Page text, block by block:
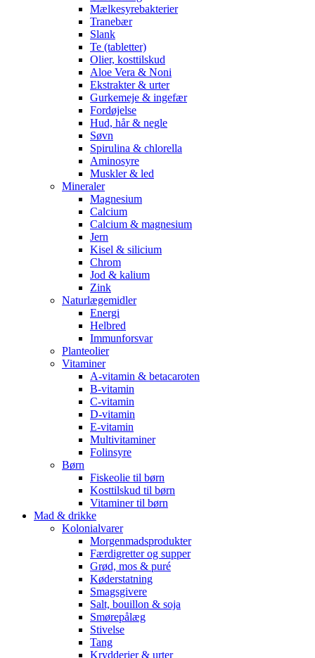
Mælkesyrebakterier
Tranebær
Slank
Te (tabletter)
Olier, kosttilskud
Aloe Vera & Noni
Ekstrakter & urter
Gurkemeje & ingefær
Fordøjelse
Hud, hår & negle
Søvn
Spirulina & chlorella
Aminosyre
Muskler & led
Mineraler
Magnesium
Calcium
Calcium & magnesium
Jern
Kisel & silicium
Chrom
Jod & kalium
Zink
Naturlægemidler
Energi
Helbred
Immunforsvar
Planteolier
Vitaminer
A-vitamin & betacaroten
B-vitamin
C-vitamin
D-vitamin
E-vitamin
Multivitaminer
Folinsyre
Børn
Fiskeolie til børn
Kosttilskud til børn
Vitaminer til børn
Mad & drikke
Kolonialvarer
Morgenmadsprodukter
Færdigretter og supper
Grød, mos & puré
Køderstatning
Smagsgivere
Salt, bouillon & soja
Smørepålæg
Stivelse
Tang
Krydderier & urter